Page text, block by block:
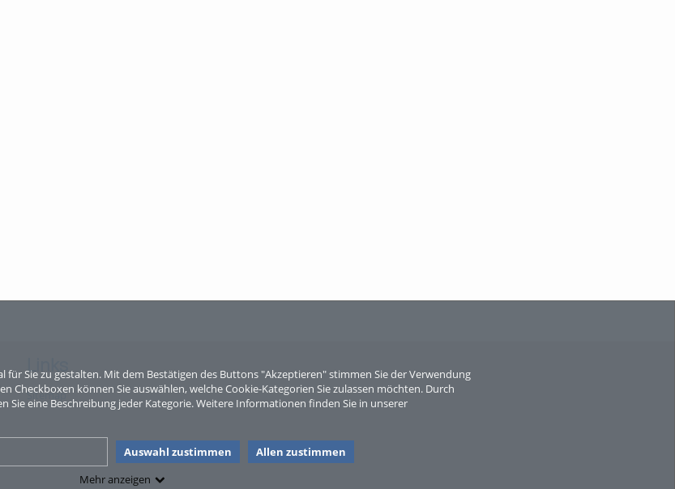
Sie zu gestalten. Mit dem Bestätigen des Buttons "Akzeptieren" stimmen Sie der Verwendung
Checkboxen können Sie auswählen, welche Cookie-Kategorien Sie zulassen möchten. Durch
Sie eine Beschreibung jeder Kategorie. Weitere Informationen finden Sie in unserer
Auswahl zustimmen
Allen zustimmen
Mehr anzeigen
Sperber
Links
Sitemap